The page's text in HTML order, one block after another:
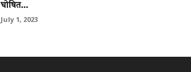
घोषित...
July 1, 2023